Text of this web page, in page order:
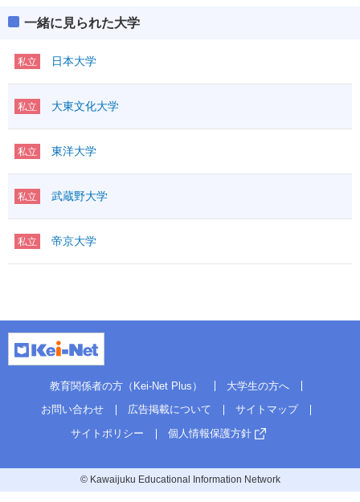
一緒に見られた大学
私立 日本大学
私立 大東文化大学
私立 東洋大学
私立 武蔵野大学
私立 帝京大学
教育関係者の方（Kei-Net Plus）
大学生の方へ
お問い合わせ
広告掲載について
サイトマップ
サイトポリシー
個人情報保護方針
© Kawaijuku Educational Information Network